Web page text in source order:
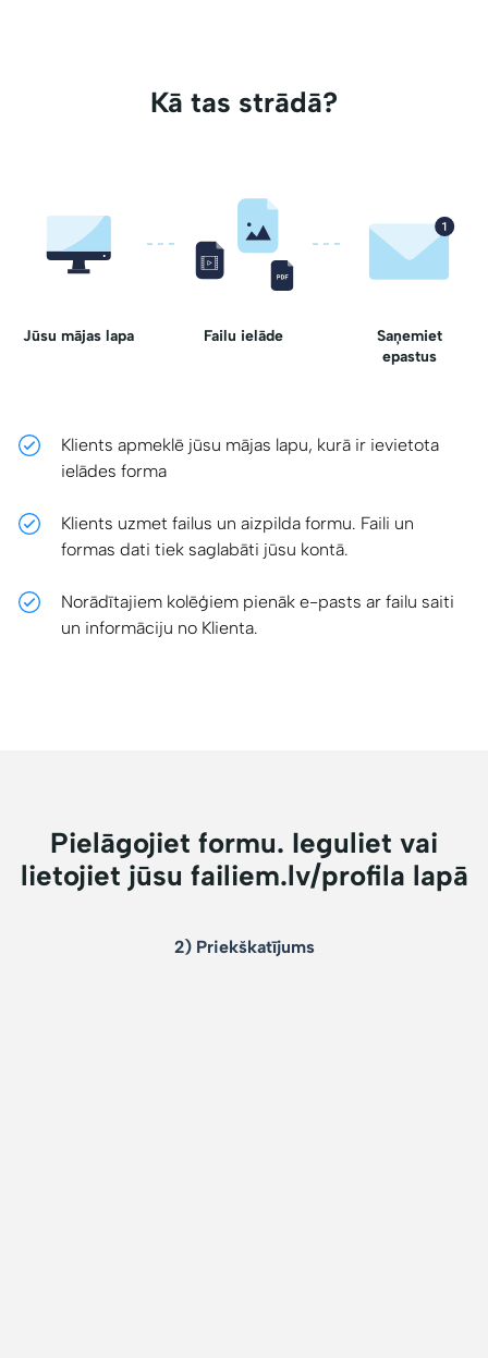
Kā tas strādā?
Jūsu mājas lapa Failu ielāde
Saņemiet
epastus
Klients apmeklē jūsu mājas lapu, kurā ir ievietota
ielādes forma
Klients uzmet failus un aizpilda formu. Faili un
formas dati tiek saglabāti jūsu kontā.
Norādītajiem kolēģiem pienāk e-pasts ar failu saiti
un informāciju no Klienta.
Pielāgojiet formu. Ieguliet vai
lietojiet jūsu failiem.lv/profila lapā
2) Priekškatījums